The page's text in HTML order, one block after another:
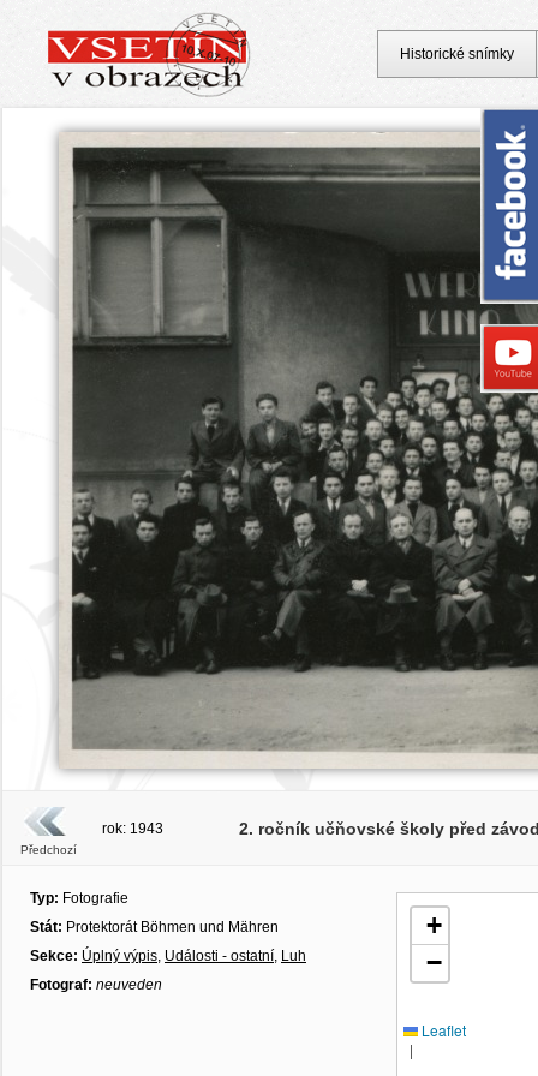
Předchozí
rok: 1943 2. ročník učňovské školy před
Typ: Fotografie
Stát: Protektorát Böhmen und Mähren
Sekce: Úplný výpis, Události - ostatní, Luh
Fotograf: neuveden
+
−
Leaflet
|
Historické snímky